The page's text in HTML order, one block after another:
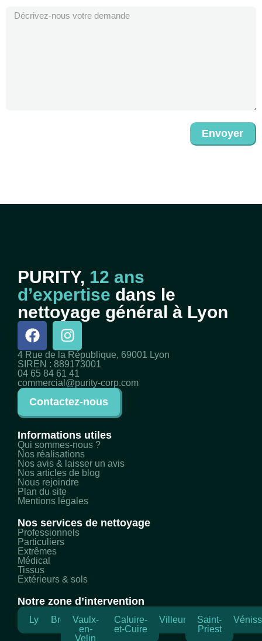
Envoyer
PURITY, 12 ans
d’expertise dans le
nettoyage général à Lyon
4 Rue de la République, 69001 Lyon
SIREN : 889173001
04 65 84 61 41
commercial@purity-corp.com
Contactez-nous
Informations utiles
Qui sommes-nous ?
Nos réalisations
Nos avis & laisser un avis
Nos articles de blog
Nous rejoindre
Plan du site
Mentions légales
Nos services de nettoyage
Professionnels
Particuliers
Extrêmes
Médical
Tissus
Extérieurs & sols
Notre zone d’intervention
Lyon Bron
Vaulx-
en-
Velin
Caluire-
et-Cuire
Villeurbanne
Saint-
Priest